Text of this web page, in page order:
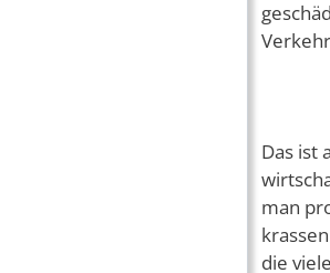
Das ist
man
die